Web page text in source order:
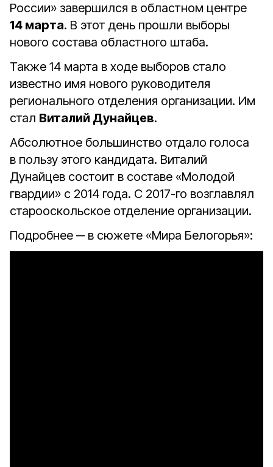
России» завершился в областном центре
14 марта. В этот день прошли выборы
нового состава областного штаба.
Также 14 марта в ходе выборов стало
известно имя нового руководителя
регионального отделения организации. Им
стал Виталий Дунайцев.
Абсолютное большинство отдало голоса
в пользу этого кандидата. Виталий
Дунайцев состоит в составе «Молодой
гвардии» с 2014 года. С 2017-го возглавлял
старооскольское отделение организации.
Подробнее ─ в сюжете «Мира Белогорья»: